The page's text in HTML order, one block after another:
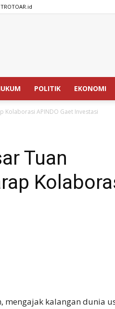
TROTOAR.id
SPEDISIA.com
POLITIK EKONOMI
Kolaborasi APINDO Gaet Investasi
Tuan
mengajak kalangan dunia